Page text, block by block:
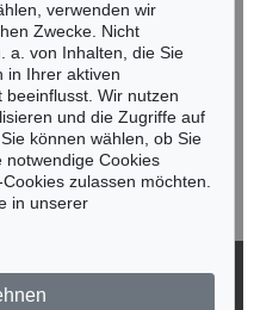
rechtzeitig.
>
verwenden wir
Zwecke. Nicht
a. von Inhalten, die Sie
in Ihrer aktiven
Wir nutzen
und die Zugriffe auf
können wählen, ob Sie
notwendige Cookies
zulassen möchten.
in unserer